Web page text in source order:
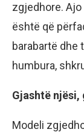
zgjedhore.
është që
barabartë dhe
humbura,
Gjashtë
Modeli